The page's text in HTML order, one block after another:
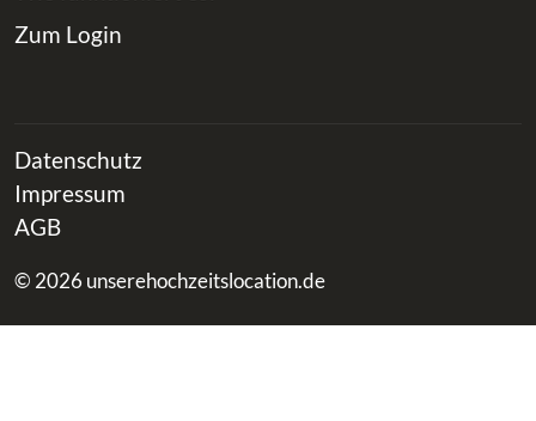
Zum Login
Datenschutz
Impressum
AGB
© 2026 unserehochzeitslocation.de